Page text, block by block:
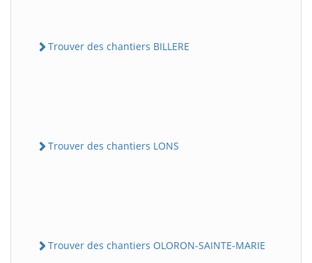
Trouver des chantiers BILLERE
Trouver des chantiers LONS
Trouver des chantiers OLORON-SAINTE-MARIE